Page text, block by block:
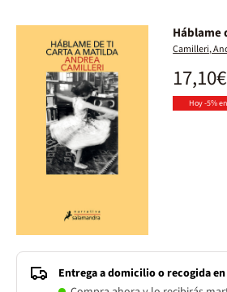
Háblame
Camilleri,
17,10€
Hoy -5%
Entrega a domicilio o recogida